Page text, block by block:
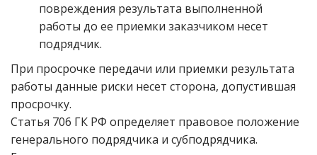
повреждения результата выполненной
работы до ее приемки заказчиком несет
подрядчик.
При просрочке передачи или приемки результата
работы данные риски несет сторона, допустившая
просрочку.
Статья 706 ГК РФ определяет правовое положение
генерального подрядчика и субподрядчика.